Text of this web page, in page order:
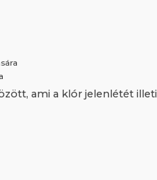
ami a klór jelenlétét illeti